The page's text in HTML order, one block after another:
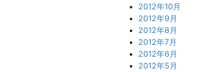
2012年10月
2012年9月
2012年8月
2012年7月
2012年6月
2012年5月